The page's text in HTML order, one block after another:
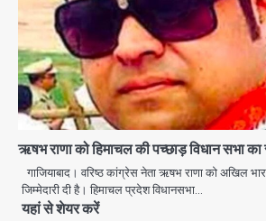
ऋषभ राणा को हिमाचल की पच्छाड़ विधान सभा का
गाजियाबाद। वरिष्ठ कांग्रेस नेता ऋषभ राणा को अखिल
जिम्मेदारी दी है। हिमाचल प्रदेश विधानसभा…
यहां से शेयर करें